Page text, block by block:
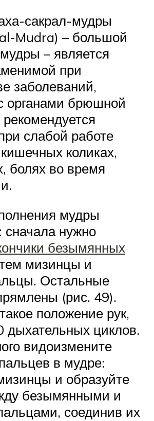
сакрал-мудры
Mudra) – большой
– является
при
заболеваний,
органами брюшной
слабой работе
коликах,
болях во время
мудры
нужно
безымянных
мизинцы и
Остальные
(рис. 49).
положение рук,
дыхательных циклов.
видоизмените
в мудре:
и образуйте
безымянными и
соединив их